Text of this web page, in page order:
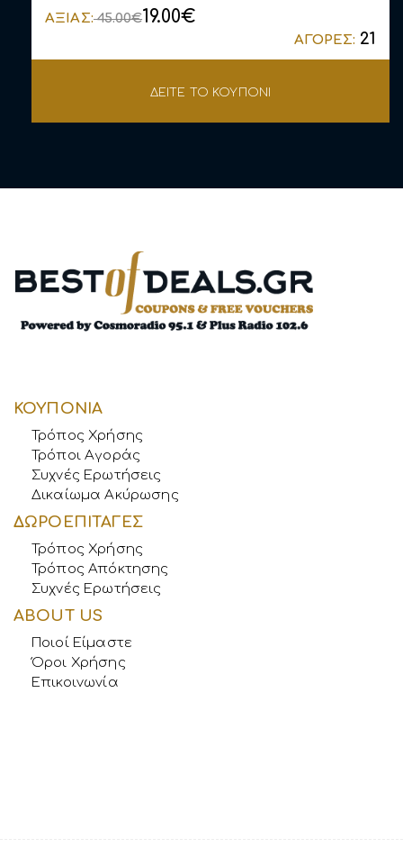
ΔΕΙΤΕ ΤΟ ΚΟΥΠΟΝΙ
ΑΞΙΑΣ:45.00€19.00€
ΑΓΟΡΕΣ: 21
ΚΟΥΠΟΝΙΑ
Τρόπος Χρήσης
Τρόποι Αγοράς
Συχνές Ερωτήσεις
Δικαίωμα Ακύρωσης
ΔΩΡΟΕΠΙΤΑΓΕΣ
Τρόπος Χρήσης
Τρόπος Απόκτησης
Συχνές Ερωτήσεις
ABOUT US
Ποιοί Είμαστε
Όροι Χρήσης
Επικοινωνία